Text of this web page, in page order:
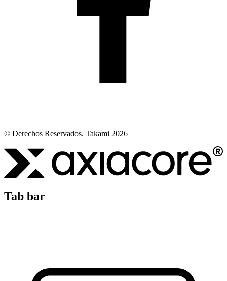
© Derechos Reservados. Takami 2026
Tab bar